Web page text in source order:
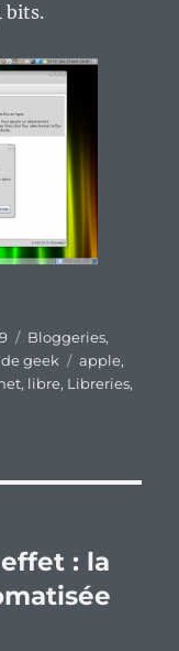
bits.
Catégories
Bloggeries,
de geek Étiquettes
apple,
, libre, Libreries,
: la